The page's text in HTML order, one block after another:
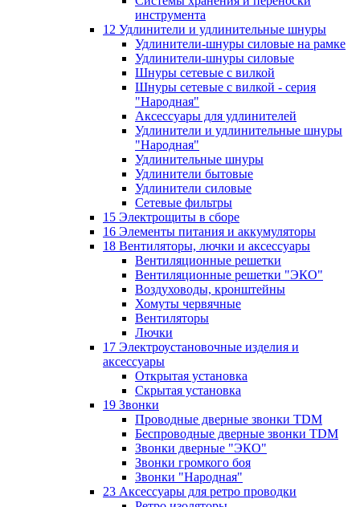
инструмента
12 Удлинители и удлинительные шнуры
Удлинители-шнуры силовые на рамке
Удлинители-шнуры силовые
Шнуры сетевые с вилкой
Шнуры сетевые с вилкой - серия
"Народная"
Аксессуары для удлинителей
Удлинители и удлинительные шнуры
"Народная"
Удлинительные шнуры
Удлинители бытовые
Удлинители силовые
Сетевые фильтры
15 Электрощиты в сборе
16 Элементы питания и аккумуляторы
18 Вентиляторы, лючки и аксессуары
Вентиляционные решетки
Вентиляционные решетки "ЭКО"
Воздуховоды, кронштейны
Хомуты червячные
Вентиляторы
Лючки
17 Электроустановочные изделия и
аксессуары
Открытая установка
Скрытая установка
19 Звонки
Проводные дверные звонки TDM
Беспроводные дверные звонки TDM
Звонки дверные "ЭКО"
Звонки громкого боя
Звонки "Народная"
23 Аксессуары для ретро проводки